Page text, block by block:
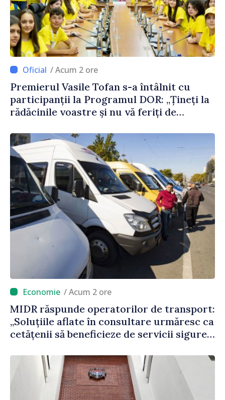
/ Acum 2 ore
Premierul Vasile Tofan s-a întâlnit cu
participanții la Programul DOR: „Țineți la
rădăcinile voastre și nu vă feriți de
reuși”
/ Acum 2 ore
MIDR răspunde operatorilor de transport:
„Soluțiile aflate în consultare urmăresc ca
cetățenii să beneficieze de servicii sigure,